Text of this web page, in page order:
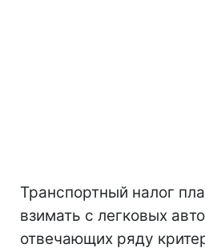
Транспортный налог
взимать с легковых
отвечающих ряду